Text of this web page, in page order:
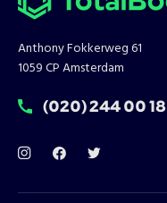
Anthony Fokkerweg 61
1059 CP Amsterdam
T:
(020) 244 00 18